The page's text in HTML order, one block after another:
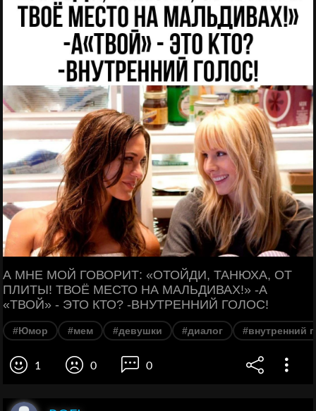
А МНЕ МОЙ ГОВОРИТ: «ОТОЙДИ, ТАНЮХА, ОТ
ПЛИТЫ! ТВОЁ МЕСТО НА МАЛЬДИВАХ!» -А
«ТВОЙ» - ЭТО КТО? -ВНУТРЕННИЙ ГОЛОС!
#Юмор #мем #девушки #диалог #внутренний
1 0 0